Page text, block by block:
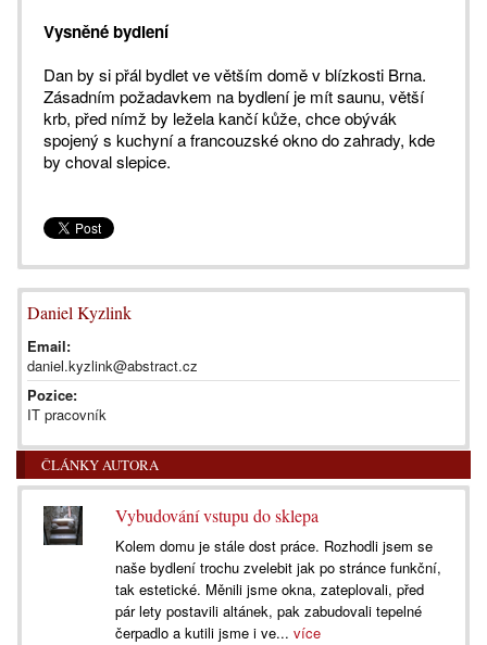
Vysněné bydlení
Dan by si přál bydlet ve větším domě v blízkosti Brna.
Zásadním požadavkem na bydlení je mít saunu, větší
krb, před nímž by ležela kančí kůže, chce obývák
spojený s kuchyní a francouzské okno do zahrady, kde
by choval slepice.
Daniel Kyzlink
Email:
daniel.kyzlink@abstract.cz
Pozice:
IT pracovník
ČLÁNKY AUTORA
Vybudování vstupu do sklepa
Kolem domu je stále dost práce. Rozhodli jsem se
naše bydlení trochu zvelebit jak po stránce funkční,
tak estetické. Měnili jsme okna, zateplovali, před
pár lety postavili altánek, pak zabudovali tepelné
čerpadlo a kutili jsme i ve...více